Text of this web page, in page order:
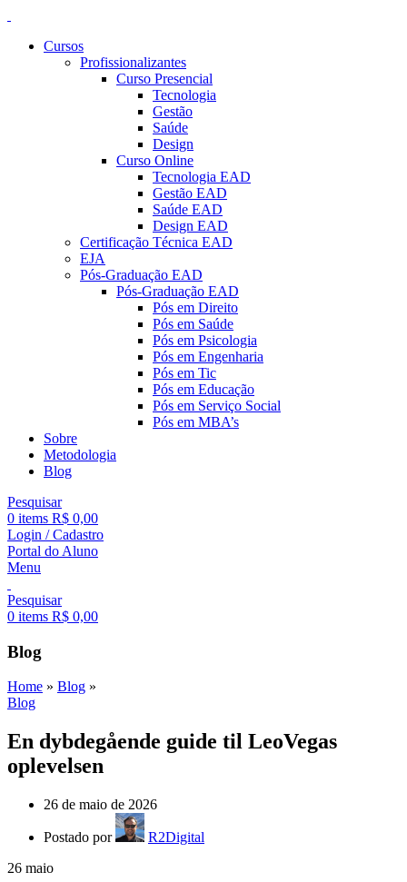
Cursos
Profissionalizantes
Curso Presencial
Tecnologia
Gestão
Saúde
Design
Curso Online
Tecnologia EAD
Gestão EAD
Saúde EAD
Design EAD
Certificação Técnica EAD
EJA
Pós-Graduação EAD
Pós-Graduação EAD
Pós em Direito
Pós em Saúde
Pós em Psicologia
Pós em Engenharia
Pós em Tic
Pós em Educação
Pós em Serviço Social
Pós em MBA’s
Sobre
Metodologia
Blog
Pesquisar
0 items R$ 0,00
Login / Cadastro
Portal do Aluno
Menu
Pesquisar
0 items R$ 0,00
Blog
Home » Blog »
Blog
En dybdegående guide til LeoVegas
oplevelsen
26 de maio de 2026
Postado por
R2Digital
26 maio